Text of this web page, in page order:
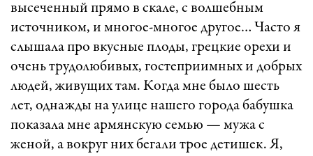
высеченный прямо в скале, с волшебным
источником, и многое-многое другое… Часто я
слышала про вкусные плоды, грецкие орехи и
очень трудолюбивых, гостеприимных и добрых
людей, живущих там. Когда мне было шесть
лет, однажды на улице нашего города бабушка
показала мне армянскую семью — мужа с
женой, а вокруг них бегали трое детишек. Я,